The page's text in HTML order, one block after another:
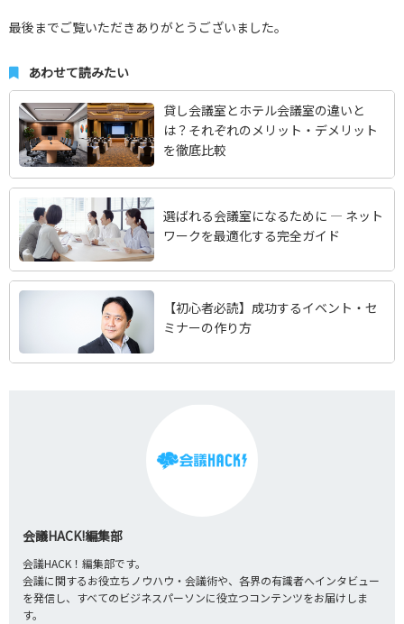
最後までご覧いただきありがとうございました。
あわせて読みたい
貸し会議室とホテル会議室の違いと
は？それぞれのメリット・デメリット
を徹底比較
選ばれる会議室になるために — ネット
ワークを最適化する完全ガイド
【初心者必読】成功するイベント・セ
ミナーの作り方
会議HACK!編集部
会議HACK！編集部です。
会議に関するお役立ちノウハウ・会議術や、各界の有識者へインタビュー
を発信し、すべてのビジネスパーソンに役立つコンテンツをお届けしま
す。